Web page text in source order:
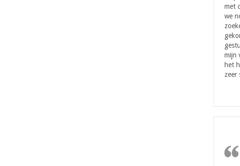
met
we
mijn
het
zeer